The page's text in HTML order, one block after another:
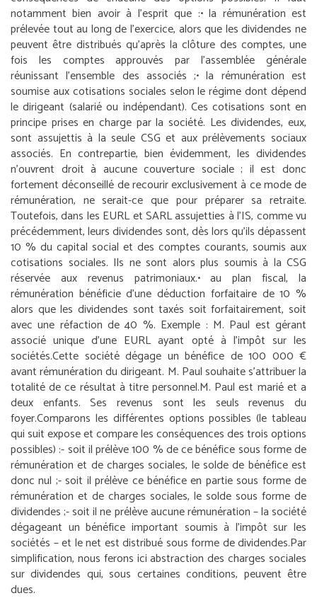
notamment bien avoir à l’esprit que :• la rémunération est
prélevée tout au long de l’exercice, alors que les dividendes ne
peuvent être distribués qu’après la clôture des comptes, une
fois les comptes approuvés par l’assemblée générale
réunissant l’ensemble des associés ;• la rémunération est
soumise aux cotisations sociales selon le régime dont dépend
le dirigeant (salarié ou indépendant). Ces cotisations sont en
principe prises en charge par la société. Les dividendes, eux,
sont assujettis à la seule CSG et aux prélèvements sociaux
associés. En contrepartie, bien évidemment, les dividendes
n’ouvrent droit à aucune couverture sociale ; il est donc
fortement déconseillé de recourir exclusivement à ce mode de
rémunération, ne serait-ce que pour préparer sa retraite.
Toutefois, dans les EURL et SARL assujetties à l’IS, comme vu
précédemment, leurs dividendes sont, dès lors qu’ils dépassent
10 % du capital social et des comptes courants, soumis aux
cotisations sociales. Ils ne sont alors plus soumis à la CSG
réservée aux revenus patrimoniaux.• au plan fiscal, la
rémunération bénéficie d’une déduction forfaitaire de 10 %
alors que les dividendes sont taxés soit forfaitairement, soit
avec une réfaction de 40 %. Exemple : M. Paul est gérant
associé unique d’une EURL ayant opté à l’impôt sur les
sociétés.Cette société dégage un bénéfice de 100 000 €
avant rémunération du dirigeant. M. Paul souhaite s’attribuer la
totalité de ce résultat à titre personnel.M. Paul est marié et a
deux enfants. Ses revenus sont les seuls revenus du
foyer.Comparons les différentes options possibles (le tableau
qui suit expose et compare les conséquences des trois options
possibles) :- soit il prélève 100 % de ce bénéfice sous forme de
rémunération et de charges sociales, le solde de bénéfice est
donc nul ;- soit il prélève ce bénéfice en partie sous forme de
rémunération et de charges sociales, le solde sous forme de
dividendes ;- soit il ne prélève aucune rémunération – la société
dégageant un bénéfice important soumis à l’impôt sur les
sociétés – et le net est distribué sous forme de dividendes.Par
simplification, nous ferons ici abstraction des charges sociales
sur dividendes qui, sous certaines conditions, peuvent être
dues.